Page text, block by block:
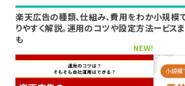
楽天広告の種類、仕組み、費用をわか
りやすく解説。運用のコツや設定方法
も
NEW!
小規模
ービス